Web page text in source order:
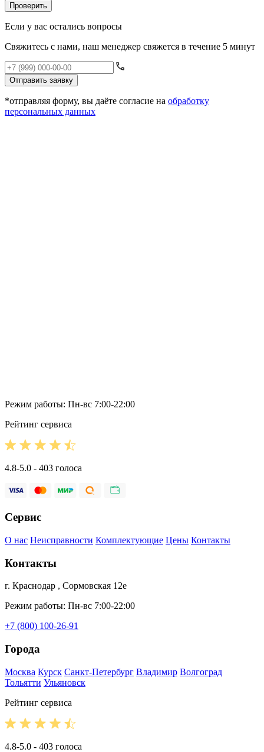
Проверить
Если у вас остались вопросы
Свяжитесь с нами, наш менеджер свяжется в течение 5 минут
Отправить заявку
*отправляя форму, вы даёте согласие на обработку
персональных данных
Режим работы: Пн-вс 7:00-22:00
Рейтинг сервиса
4.8-5.0 - 403 голоса
Сервис
О нас Неисправности Комплектующие Цены Контакты
Контакты
г. Краснодар , Сормовская 12е
Режим работы: Пн-вс 7:00-22:00
+7 (800) 100-26-91
Города
Москва Курск Санкт-Петербург Владимир Волгоград
Тольятти Ульяновск
Рейтинг сервиса
4.8-5.0 - 403 голоса